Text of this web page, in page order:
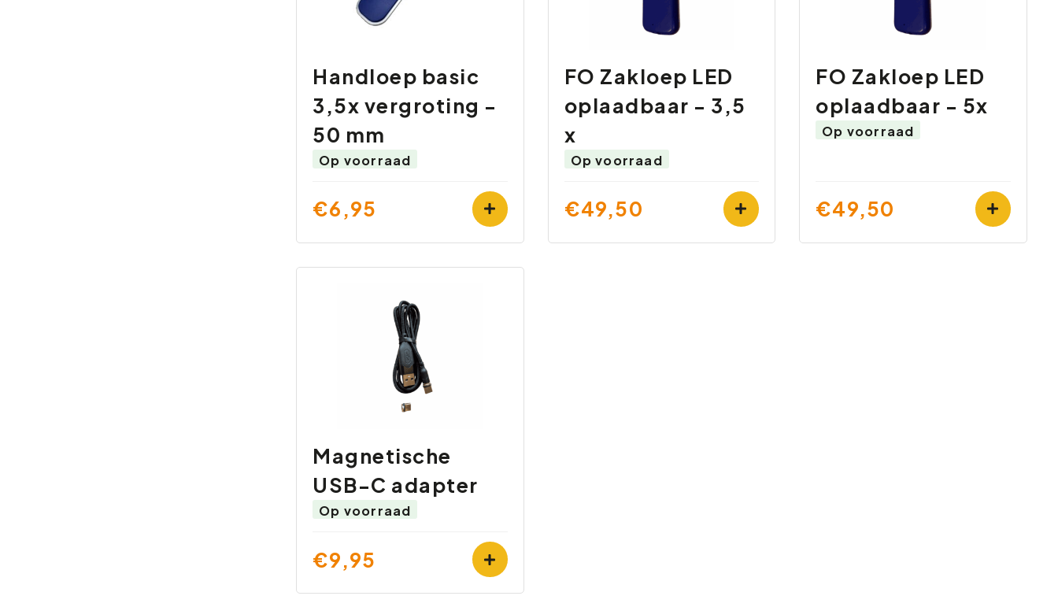
Handloep basic
3,5x vergroting -
50 mm
Op voorraad
€6,95
FO Zakloep LED
oplaadbaar - 3,5
x
Op voorraad
€49,50
FO Zakloep LED
oplaadbaar - 5x
Op voorraad
€49,50
Magnetische
USB-C adapter
Op voorraad
€9,95